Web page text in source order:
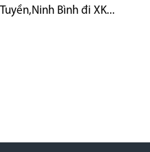
Bình đi XK...